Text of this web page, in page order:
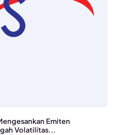
Emiten
Volatilitas...